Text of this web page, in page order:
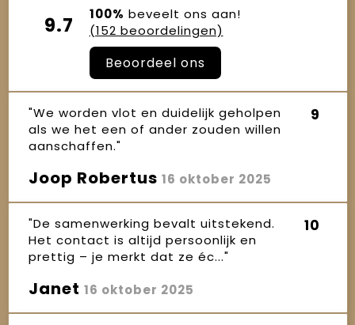
9.7 100% beveelt ons aan!
(152 beoordelingen)
Beoordeel ons
"We worden vlot en duidelijk geholpen
als we het een of ander zouden willen
aanschaffen."
9
Joop Robertus 16 oktober 2025
"De samenwerking bevalt uitstekend.
Het contact is altijd persoonlijk en
prettig – je merkt dat ze éc..."
10
Janet 16 oktober 2025